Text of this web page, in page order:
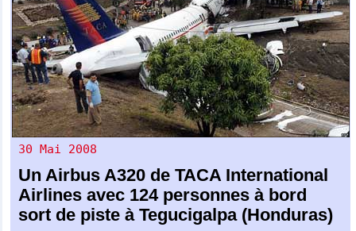
30 Mai 2008
UnAirbus A320 deTACA International
Airlines avec 124 personnes à bord
sort de piste à Tegucigalpa (Honduras)